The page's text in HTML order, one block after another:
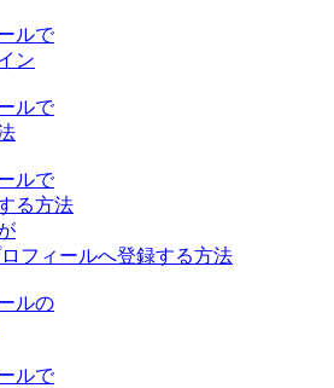
ルで
ン
ルで
ルで
る方法
フィールへ登録する方法
ルの
ルで